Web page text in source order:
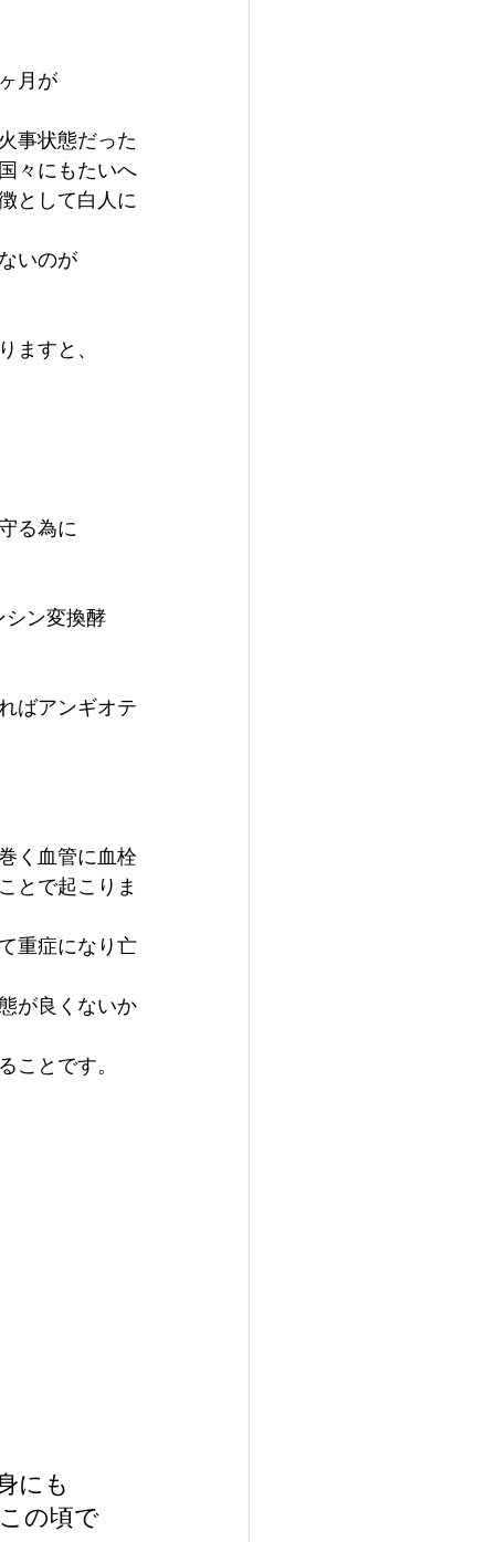
月が
事状態だった
々にもたいへ
として白人に
いのが
ますと、
る為に
ン変換酵
ばアンギオテ
く血管に血栓
とで起こりま
重症になり亡
が良くないか
ことです。
にも
の頃で